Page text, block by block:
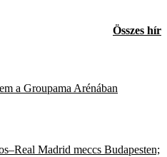
Összes hír
a Groupama Arénában
Madrid meccs Budapesten;